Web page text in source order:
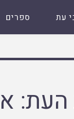
עת ספרים